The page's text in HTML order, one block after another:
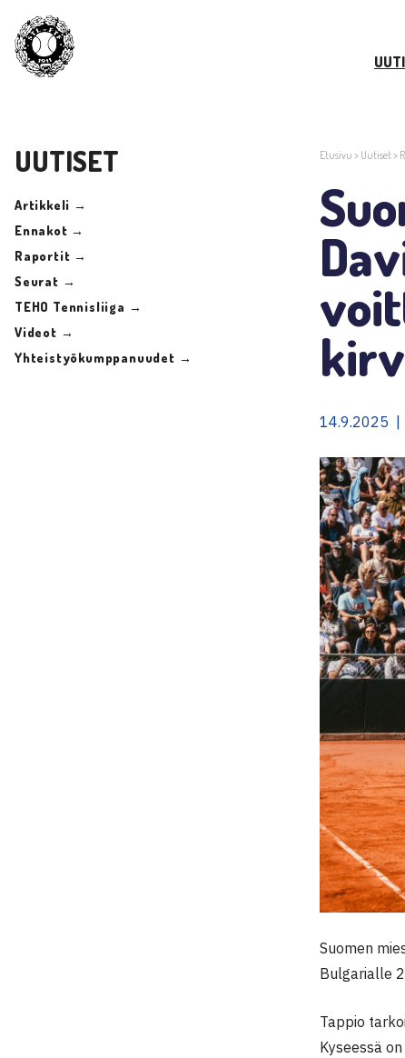
UUTISET
Artikkeli →
Ennakot →
Raportit →
Seurat →
TEHO Tennisliiga →
Videot →
Yhteistyökumppanuudet →
Etusivu > Uutiset>
14.9.2025
Suomen
Bulgarialle
Tappio
Kyseessä